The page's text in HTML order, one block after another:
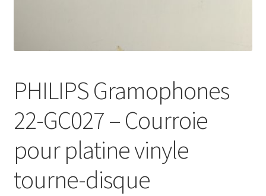
PHILIPS Gramophones
22-GC027 – Courroie
pour platine vinyle
tourne-disque